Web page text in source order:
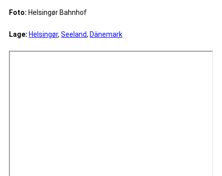
Foto: Helsingør Bahnhof
Lage: Helsingør, Seeland, Dänemark